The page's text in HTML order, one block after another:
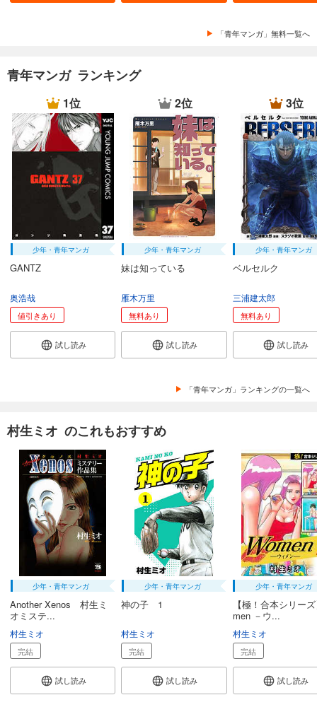
「青年マンガ」無料一覧へ
青年マンガ ランキング
1位
少年・青年マンガ
GANTZ
奥浩哉
値引きあり
試し読み
2位
少年・青年マンガ
妹は知っている
雁木万里
無料あり
試し読み
3位
少年・青年マンガ
ベルセルク
三浦建太郎
無料あり
試し読み
「青年マンガ」ランキングの一覧へ
村生ミオ のこれもおすすめ
少年・青年マンガ
Another Xenos 村生ミ
オミステ...
村生ミオ
完結
試し読み
少年・青年マンガ
神の子 1
村生ミオ
完結
試し読み
少年・青年マンガ
【極！合本シリー
men －ウ...
村生ミオ
完結
試し読み